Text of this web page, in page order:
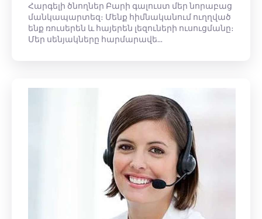
Հարգելի ծնողներ Բարի գալուստ մեր նորաբաց
մանկապարտեզ։ Մենք հիմնականում ուղղված
ենք ռուսերեն և հայերեն լեզուների ուսուցմանը։
Մեր սենյակները հարմարավե...